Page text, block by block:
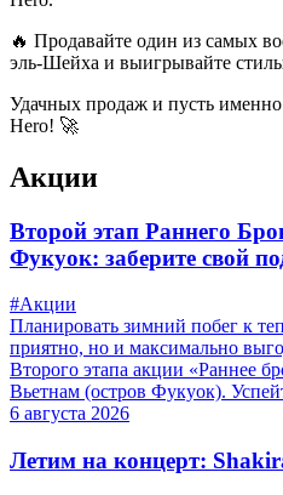
🔥 Продавайте один из самых
эль-Шейха и выигрывайте
Удачных продаж и пусть
Hero! 🚀
Акции
Второй этап Раннего
Фукуок: заберите свой
#Акции
Планировать зимний побег к
приятно, но и максимально
Второго этапа акции «Раннее
Вьетнам (остров Фукуок).
6 августа 2026
Летим на концерт: